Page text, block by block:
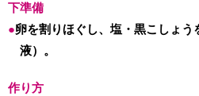
下準備
卵を割りほぐし、塩・黒こしょう
液）。
作り方